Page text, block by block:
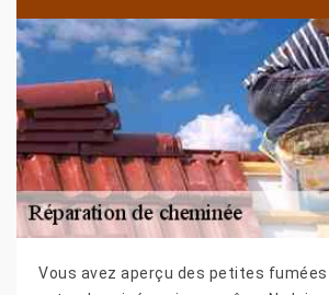
Vous avez aperçu des petites fumées